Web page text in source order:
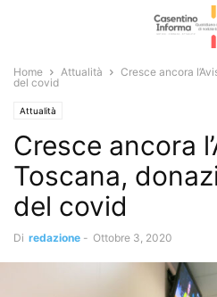
Home Attualità
Cresce ancora
del covid
Attualità
Cresce ancora
Toscana,
del covid
Di redazione - Ottobre 3, 2020